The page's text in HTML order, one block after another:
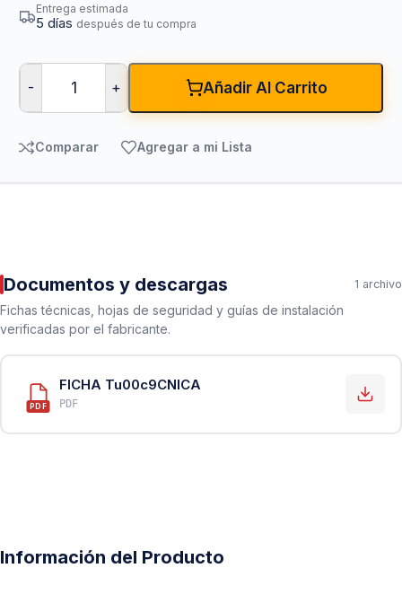
Entrega estimada
5 días después de tu compra
- + Añadir Al Carrito
Comparar Agregar a mi Lista
Documentos y descargas 1 archivo
Fichas técnicas, hojas de seguridad y guías de instalación
verificadas por el fabricante.
PDF
FICHA Tu00c9CNICA
PDF
Información del Producto